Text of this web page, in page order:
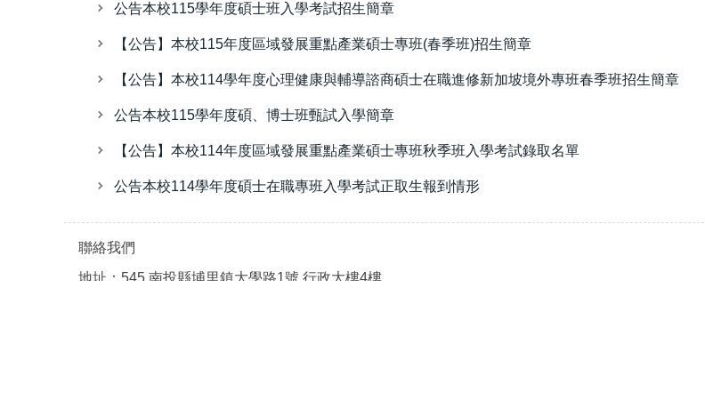
公告本校115學年度碩士班入學考試招生簡章
【公告】本校115年度區域發展重點產業碩士專班(春季班)招生簡章
【公告】本校114學年度心理健康與輔導諮商碩士在職進修新加坡境外專班春季班招生簡章
公告本校115學年度碩、博士班甄試入學簡章
【公告】本校114年度區域發展重點產業碩士專班秋季班入學考試錄取名單
公告本校114學年度碩士在職專班入學考試正取生報到情形
聯絡我們
地址：545 南投縣埔里鎮大學路1號 行政大樓4樓